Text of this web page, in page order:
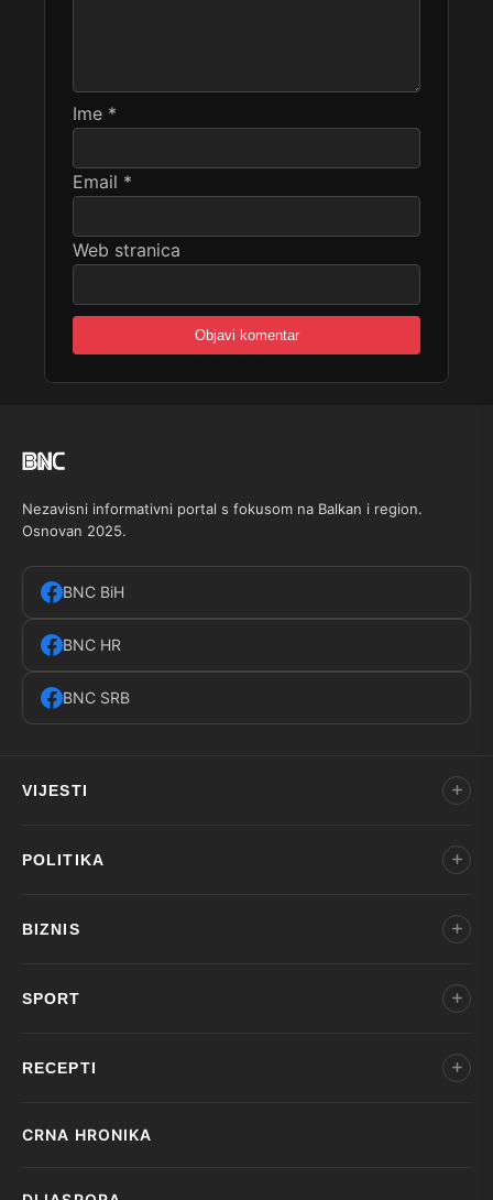
Ime *
Email *
Web stranica
Nezavisni informativni portal s fokusom na Balkan i region.
Osnovan 2025.
BNC BiH
BNC HR
BNC SRB
VIJESTI
POLITIKA
BIZNIS
SPORT
RECEPTI
CRNA HRONIKA